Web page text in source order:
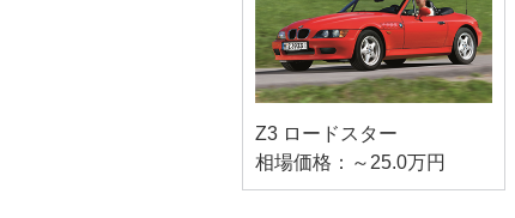
Z3 ロードスター
相場価格：～25.0万円